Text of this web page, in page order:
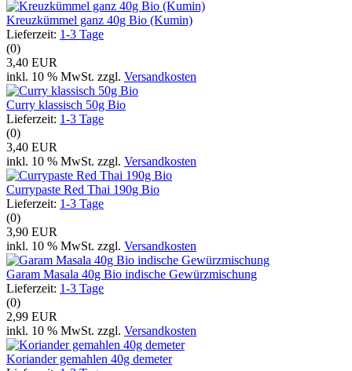
Kreuzkümmel ganz 40g Bio (Kumin)
Lieferzeit: 1-3 Tage
(0)
3,40 EUR
inkl. 10 % MwSt. zzgl. Versandkosten
Curry klassisch 50g Bio
Lieferzeit: 1-3 Tage
(0)
3,40 EUR
inkl. 10 % MwSt. zzgl. Versandkosten
Currypaste Red Thai 190g Bio
Lieferzeit: 1-3 Tage
(0)
3,90 EUR
inkl. 10 % MwSt. zzgl. Versandkosten
Garam Masala 40g Bio indische Gewürzmischung
Lieferzeit: 1-3 Tage
(0)
2,99 EUR
inkl. 10 % MwSt. zzgl. Versandkosten
Koriander gemahlen 40g demeter